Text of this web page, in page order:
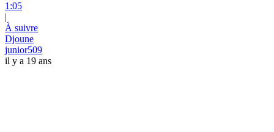
1:05
|
À suivre
Djoune
junior509
il y a 19 ans